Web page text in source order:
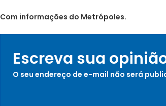
Com informações do Metrópoles.
Escreva sua
O seu endereço de e-mail não será